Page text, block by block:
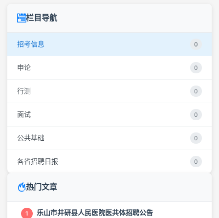
栏目导航
招考信息 0
申论 0
行测 0
面试 0
公共基础 0
各省招聘日报 0
热门文章
1 乐山市井研县人民医院医共体招聘公告